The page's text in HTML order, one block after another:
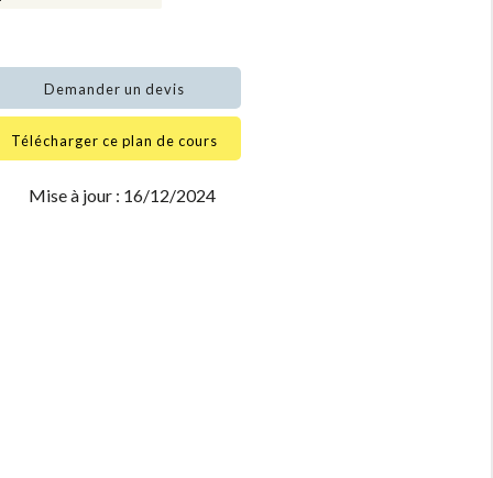
Demander un devis
Télécharger ce plan de cours
Mise à jour : 16/12/2024